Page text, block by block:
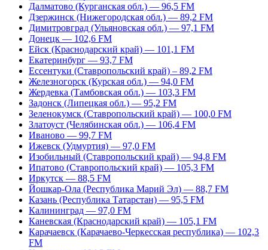
Далматово (Курганская обл.) — 96,5 FM
Дзержинск (Нижегородская обл.) — 89,2 FM
Димитровград (Ульяновская обл.) — 97,1 FM
Донецк — 102,6 FM
Ейск (Краснодарский край) — 101,1 FM
Екатеринбург — 93,7 FM
Ессентуки (Ставропольский край) – 89,2 FM
Железногорск (Курская обл.) — 94,0 FM
Жердевка (Тамбовская обл.) — 103,3 FM
Задонск (Липецкая обл.) — 95,2 FM
Зеленокумск (Ставропольский край) — 100,0 FM
Златоуст (Челябинская обл.) — 106,4 FM
Иваново — 99,7 FM
Ижевск (Удмуртия) — 97,0 FM
Изобильный (Ставропольский край) — 94,8 FM
Ипатово (Ставропольский край) — 105,3 FM
Иркутск — 88,5 FM
Йошкар-Ола (Республика Марий Эл) — 88,7 FM
Казань (Республика Татарстан) — 95,5 FM
Калининград — 97,0 FM
Каневская (Краснодарский край) — 105,1 FM
Карачаевск (Карачаево-Черкесская республика) — 102,3
FM